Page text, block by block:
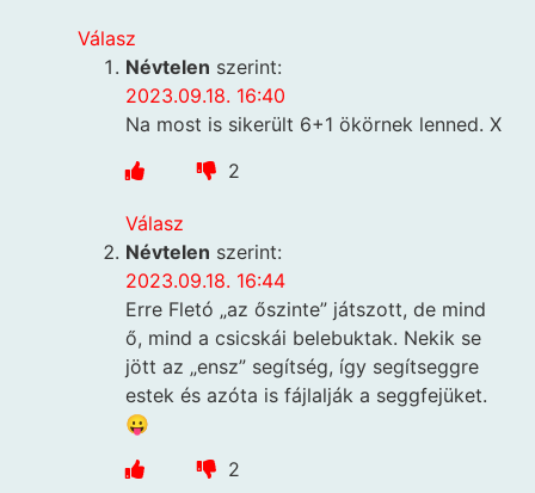
Válasz
Névtelen szerint:
2023.09.18. 16:40
Na most is sikerült 6+1 ökörnek lenned. X
2
Válasz
Névtelen szerint:
2023.09.18. 16:44
Erre Fletó „az őszinte” játszott, de mind
ő, mind a csicskái belebuktak. Nekik se
jött az „ensz” segítség, így segítseggre
estek és azóta is fájlalják a seggfejüket.
😛
2